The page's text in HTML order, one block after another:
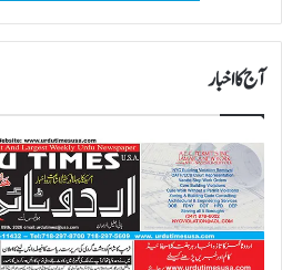
آج کا اخبار